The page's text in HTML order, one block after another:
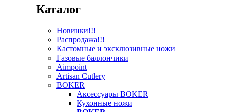
Каталог
Новинки!!!
Распродажа!!!
Кастомные и эксклюзивные ножи
Газовые баллончики
Aimpoint
Artisan Cutlery
BOKER
Аксессуары BOKER
Кухонные ножи